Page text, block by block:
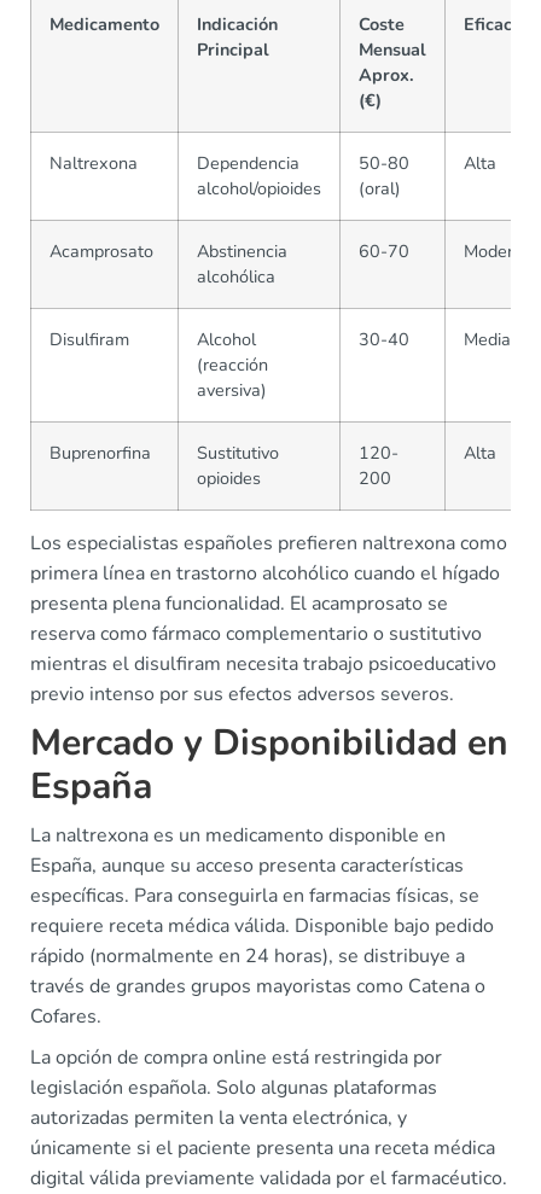
Medicamento
Indicación
Principal
Coste
Mensual
Aprox.
(€)
Eficacia
Naltrexona
Dependencia
alcohol/opioides
50-80
(oral)
Alta
Acamprosato
Abstinencia
alcohólica
60-70 Moderada
Disulfiram
Alcohol
(reacción
aversiva)
30-40 Media
Buprenorfina
Sustitutivo
opioides
120-
200
Alta
Los especialistas españoles prefieren naltrexona como
primera línea en trastorno alcohólico cuando el hígado
presenta plena funcionalidad. El acamprosato se
reserva como fármaco complementario o sustitutivo
mientras el disulfiram necesita trabajo psicoeducativo
previo intenso por sus efectos adversos severos.
Mercado y Disponibilidad en
España
La naltrexona es un medicamento disponible en
España, aunque su acceso presenta características
específicas. Para conseguirla en farmacias físicas, se
requiere receta médica válida. Disponible bajo pedido
rápido (normalmente en 24 horas), se distribuye a
través de grandes grupos mayoristas como Catena o
Cofares.
La opción de compra online está restringida por
legislación española. Solo algunas plataformas
autorizadas permiten la venta electrónica, y
únicamente si el paciente presenta una receta médica
digital válida previamente validada por el farmacéutico.